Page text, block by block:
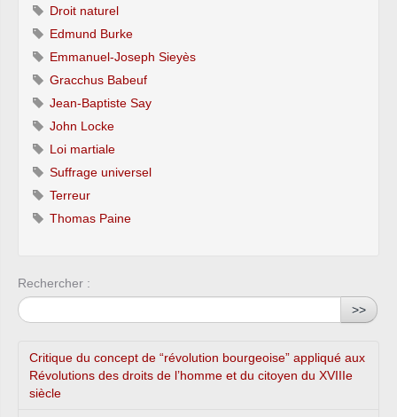
Droit naturel
Edmund Burke
Emmanuel-Joseph Sieyès
Gracchus Babeuf
Jean-Baptiste Say
John Locke
Loi martiale
Suffrage universel
Terreur
Thomas Paine
Rechercher :
>>
Critique du concept de “révolution bourgeoise” appliqué aux
Révolutions des droits de l’homme et du citoyen du XVIIIe
siècle